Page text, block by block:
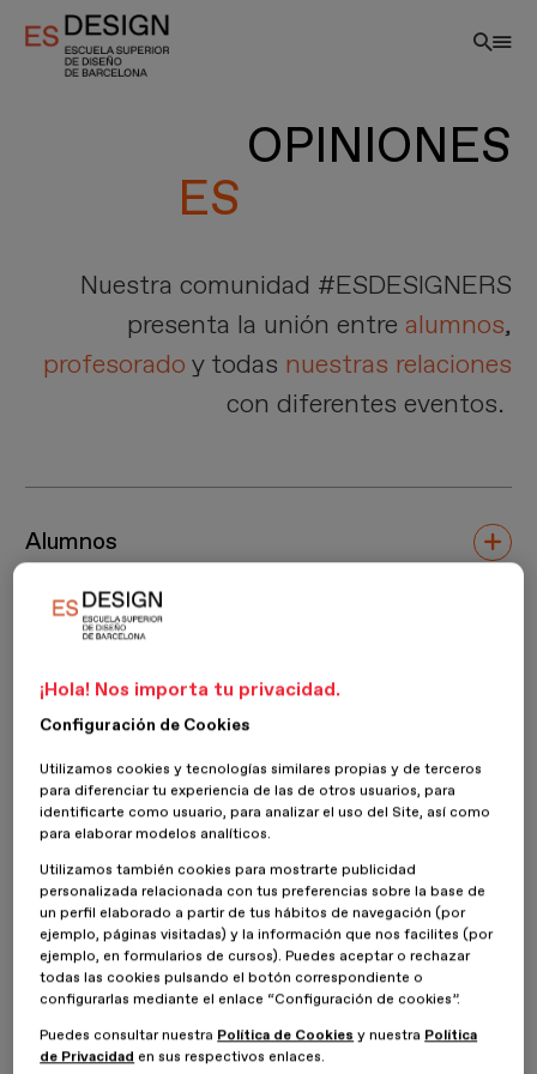
contenido
principal
OPINIONES
Nuestra comunidad #ESDESIGNERS
presenta la unión entre alumnos,
profesorado y todas nuestras relaciones
con diferentes eventos.
Alumnos
Innovación, Creatividad y Vértigo nos definen. ESdesign -
Escuela Superior de Diseño de Barcelona es la primera
Profesores
Innovación, Creatividad y Vértigo nos definen. ESdesign -
Escuela Superior de Diseño de Barcelona es la primera
escuela de diseño 100% online.
Nuestras relaciones
Innovación, Creatividad y Vértigo nos definen. ESdesign -
Escuela Superior de Diseño de Barcelona es la primera
escuela de diseño 100% online.
Inicio ESDESIGNERS
Opiniones
Diseño de Espacios y Experiencias Culturales
¡Hola! Nos importa tu privacidad.
Configuración de Cookies
Utilizamos cookies y tecnologías similares propias y de terceros
para diferenciar tu experiencia de las de otros usuarios, para
identificarte como usuario, para analizar el uso del Site, así como
para elaborar modelos analíticos.
Utilizamos también cookies para mostrarte publicidad
personalizada relacionada con tus preferencias sobre la base de
un perfil elaborado a partir de tus hábitos de navegación (por
ejemplo, páginas visitadas) y la información que nos facilites (por
ejemplo, en formularios de cursos). Puedes aceptar o rechazar
todas las cookies pulsando el botón correspondiente o
configurarlas mediante el enlace “Configuración de cookies”.
Puedes consultar nuestra Política de Cookies y nuestra Política
de Privacidad en sus respectivos enlaces.